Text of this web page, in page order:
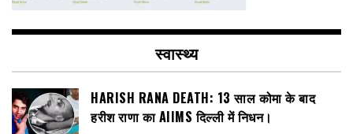
स्वास्थ्य
HARISH RANA DEATH: 13 साल कोमा के बाद
हरीश राणा का AIIMS दिल्ली में निधन।